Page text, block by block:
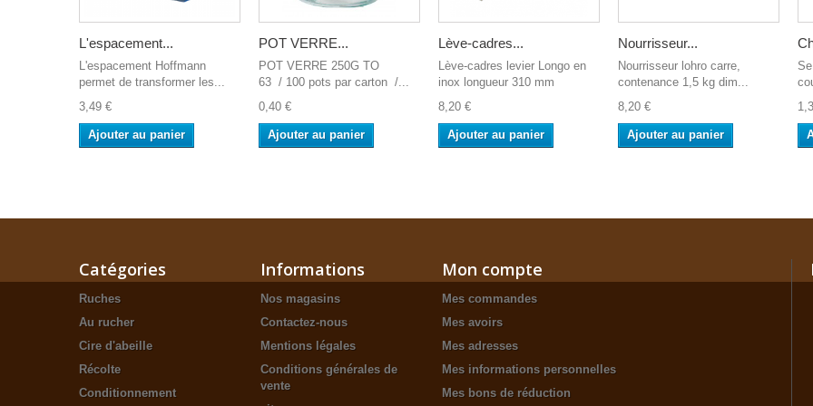
L'espacement...
L'espacement Hoffmann
permet de transformer les...
3,49 €
Ajouter au panier
POT VERRE...
POT VERRE 250G TO
63 / 100 pots par carton /...
0,40 €
Ajouter au panier
Lève-cadres...
Lève-cadres levier Longo en
inox longueur 310 mm
8,20 €
Ajouter au panier
Nourrisseur...
Nourrisseur lohro carre,
contenance 1,5 kg dim...
8,20 €
Ajouter au panier
Catégories
Ruches
Au rucher
Cire d'abeille
Récolte
Conditionnement
Informations
Nos magasins
Contactez-nous
Mentions légales
Conditions générales de
vente
Mon compte
Mes commandes
Mes avoirs
Mes adresses
Mes informations personnelles
Mes bons de réduction